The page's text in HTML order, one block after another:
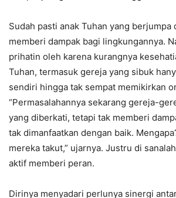
Sudah pasti anak Tuhan yang berjumpa
memberi dampak bagi lingkungannya.
prihatin oleh karena kurangnya
Tuhan, termasuk gereja yang sibuk
sendiri hingga tak sempat memikirkan
“Permasalahannya sekarang gereja-
yang diberkati, tetapi tak memberi
tak dimanfaatkan dengan baik.
mereka takut,” ujarnya. Justru di
aktif memberi peran.
Dirinya menyadari perlunya sinergi